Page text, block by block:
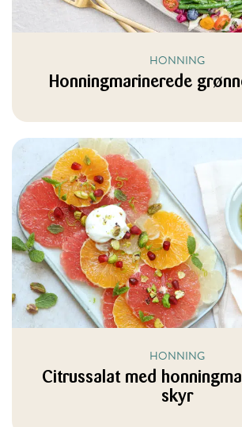
HONNING
Honningmarinerede
HONNING
Citrussalat med
skyr